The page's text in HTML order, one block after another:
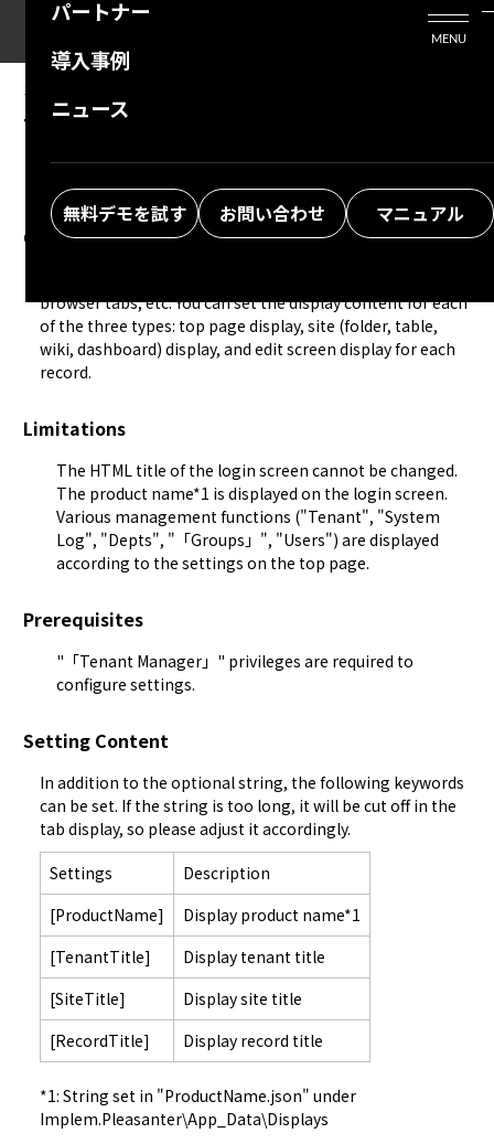
パートナー
導入事例
ニュース
無料デモを試す お問い合わせ マニュアル
MENU
10.08.2024
Tenant Management Function: HTML Title
Overview
browser tabs, etc. You can set the display content for each
of the three types: top page display, site (folder, table,
wiki, dashboard) display, and edit screen display for each
record.
Limitations
The HTML title of the login screen cannot be changed.
The product name*1 is displayed on the login screen.
Various management functions ("Tenant", "System
Log", "Depts", "「Groups」", "Users") are displayed
according to the settings on the top page.
Prerequisites
"「Tenant Manager」" privileges are required to
configure settings.
Setting Content
In addition to the optional string, the following keywords
can be set. If the string is too long, it will be cut off in the
tab display, so please adjust it accordingly.
Settings
Description
[ProductName]
Display product name*1
[TenantTitle]
Display tenant title
[SiteTitle]
Display site title
[RecordTitle]
Display record title
*1: String set in "ProductName.json" under
Implem.Pleasanter\App_Data\Displays